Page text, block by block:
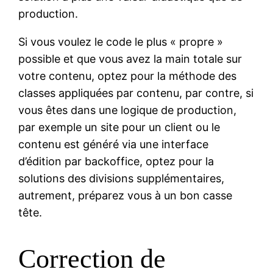
production.
Si vous voulez le code le plus « propre »
possible et que vous avez la main totale sur
votre contenu, optez pour la méthode des
classes appliquées par contenu, par contre, si
vous êtes dans une logique de production,
par exemple un site pour un client ou le
contenu est généré via une interface
d’édition par backoffice, optez pour la
solutions des divisions supplémentaires,
autrement, préparez vous à un bon casse
tête.
Correction de